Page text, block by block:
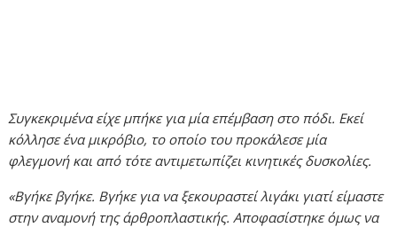
Συγκεκριμένα είχε μπήκε για μία επέμβαση στο πόδι. Εκεί
κόλλησε ένα μικρόβιο, το οποίο του προκάλεσε μία
φλεγμονή και από τότε αντιμετωπίζει κινητικές δυσκολίες.
«Βγήκε βγήκε. Βγήκε για να ξεκουραστεί λιγάκι γιατί είμαστε
στην αναμονή της άρθροπλαστικής. Αποφασίστηκε όμως να